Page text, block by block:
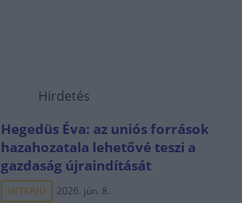
Hirdetés
Hegedüs Éva: az uniós források
hazahozatala lehetővé teszi a
gazdaság újraindítását
INTERJÚ 2026. jún. 8.